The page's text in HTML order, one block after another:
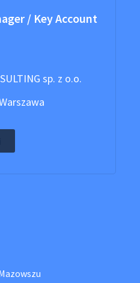
/ Key Account
sp. z o.o.